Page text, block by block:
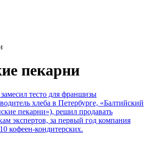
пекарни
тесто для франшизы
хлеба в Петербурге, «Балтийский
пекарни»), решил продавать
экспертов, за первый год компания
кофеен-кондитерских.